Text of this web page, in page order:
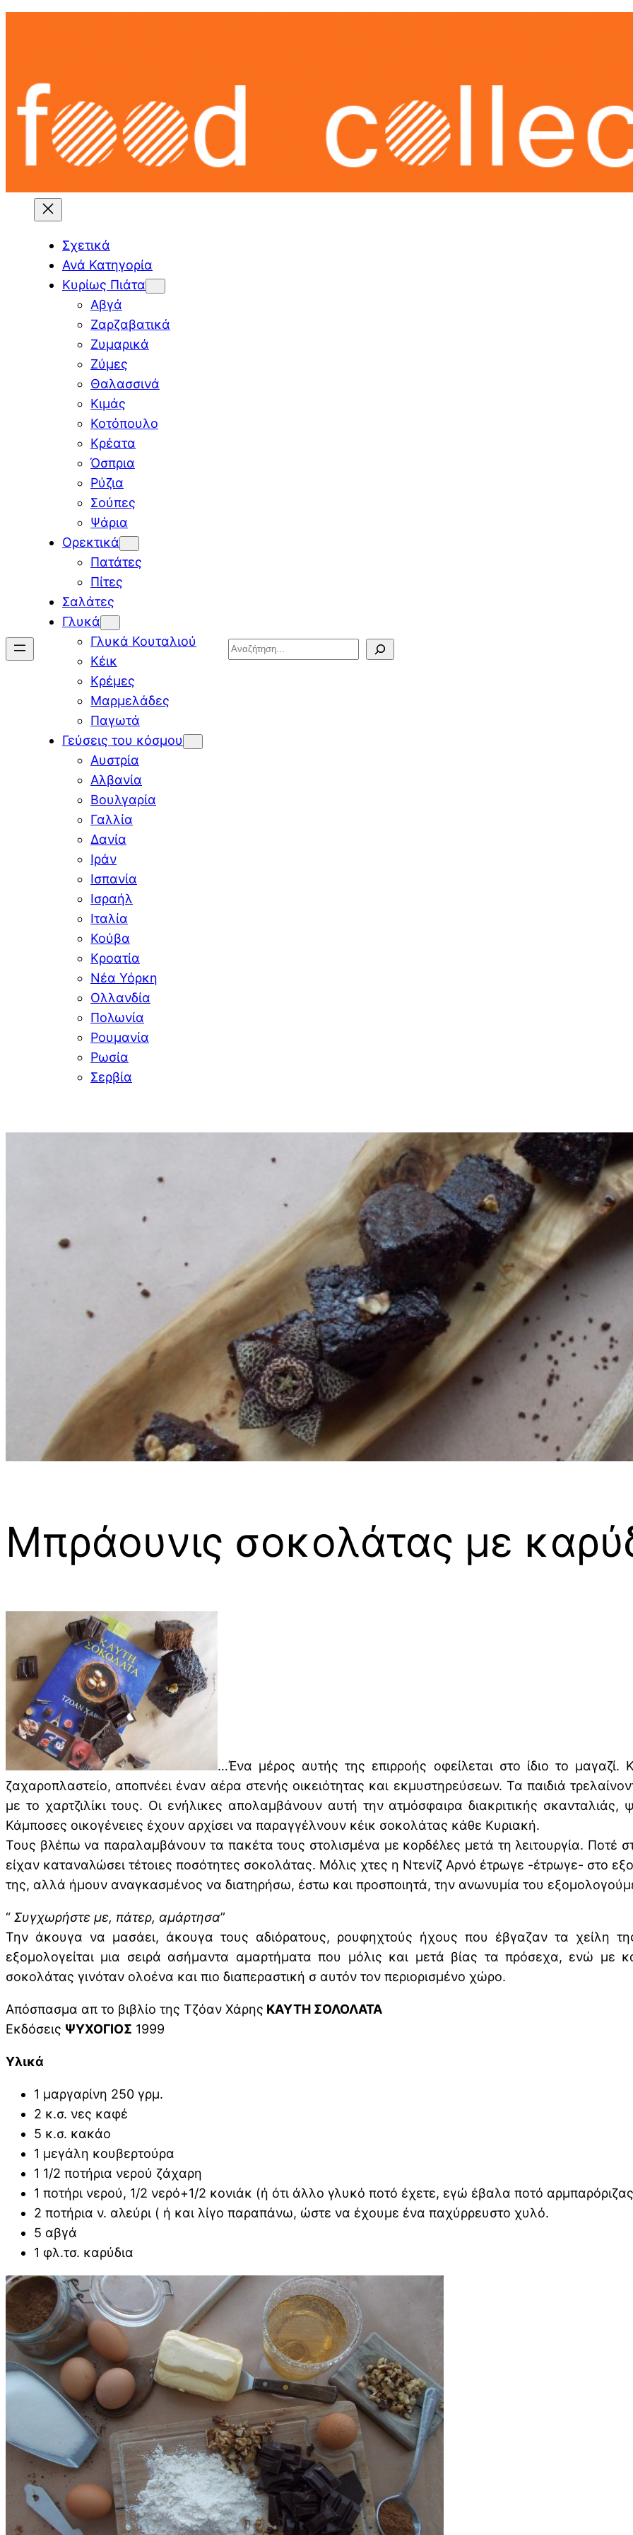
Skip
Σχετικά
Ανά Κατηγορία
Κυρίως Πιάτα
Αβγά
Ζαρζαβατικά
Ζυμαρικά
Ζύμες
Θαλασσινά
Κιμάς
Κοτόπουλο
Κρέατα
Όσπρια
Ρύζια
Σούπες
Ψάρια
Ορεκτικά
Πατάτες
Πίτες
Σαλάτες
Γλυκά
Γλυκά Κουταλιού
Κέικ
Κρέμες
Μαρμελάδες
Παγωτά
Γεύσεις του κόσμου
Αυστρία
Αλβανία
Βουλγαρία
Γαλλία
Δανία
Ιράν
Ισπανία
Ισραήλ
Ιταλία
Κούβα
Κροατία
Νέα Υόρκη
Ολλανδία
Πολωνία
Ρουμανία
Ρωσία
Σερβία
Search
Μπράουνις σοκολάτας με
…Ένα μέρος αυτής της επιρροής οφείλεται στο ίδιο το
ζαχαροπλαστείο, αποπνέει έναν αέρα στενής οικειότητας και εκμυστηρεύσεων. Τα παιδιά
με το χαρτζιλίκι τους. Οι ενήλικες απολαμβάνουν αυτή την ατμόσφαιρα διακριτικής
Κάμποσες οικογένειες έχουν αρχίσει να παραγγέλνουν κέικ σοκολάτας κάθε Κυριακή.
Τους βλέπω να παραλαμβάνουν τα πακέτα τους στολισμένα με κορδέλες μετά τη λειτουργία. Ποτέ
είχαν καταναλώσει τέτοιες ποσότητες σοκολάτας. Μόλις χτες η Ντενίζ Αρνό έτρωγε -έτρωγε- στο
της, αλλά ήμουν αναγκασμένος να διατηρήσω, έστω και προσποιητά, την ανωνυμία του
“ Συγχωρήστε με, πάτερ, αμάρτησα”
Την άκουγα να μασάει, άκουγα τους αδιόρατους, ρουφηχτούς ήχους που έβγαζαν τα χείλη
εξομολογείται μια σειρά ασήμαντα αμαρτήματα που μόλις και μετά βίας τα πρόσεχα, ενώ με
σοκολάτας γινόταν ολοένα και πιο διαπεραστική σ αυτόν τον περιορισμένο χώρο.
Απόσπασμα απ το βιβλίο της Τζόαν Χάρης ΚΑΥΤΗ ΣΟΛΟΛΑΤΑ
Εκδόσεις ΨΥΧΟΓΙΟΣ 1999
Υλικά
1 μαργαρίνη 250 γρμ.
2 κ.σ. νες καφέ
5 κ.σ. κακάο
1 μεγάλη κουβερτούρα
1 1/2 ποτήρια νερού ζάχαρη
1 ποτήρι νερού, 1/2 νερό+1/2 κονιάκ (ή ότι άλλο γλυκό ποτό έχετε, εγώ έβαλα ποτό
2 ποτήρια ν. αλεύρι ( ή και λίγο παραπάνω, ώστε να έχουμε ένα παχύρρευστο χυλό.
5 αβγά
1 φλ.τσ. καρύδια